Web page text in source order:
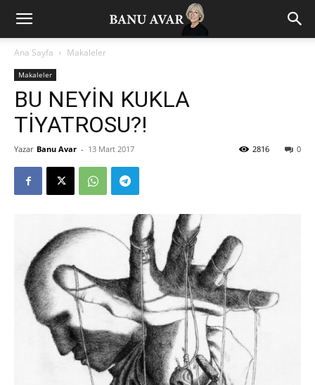
Ana Sayfa Makaleler
Makaleler
BU NEYİN KUKLA
TİYATROSU?!
Yazar Banu Avar - 13 Mart 2017 0
2816